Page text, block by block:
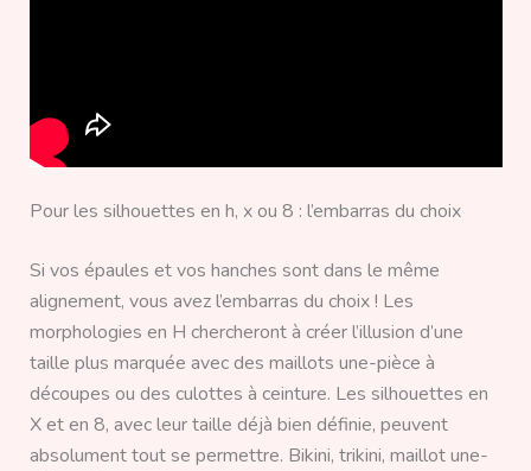
Pour les silhouettes en h, x ou 8 : l’embarras du choix
Si vos épaules et vos hanches sont dans le même
alignement, vous avez l’embarras du choix ! Les
morphologies en H chercheront à créer l’illusion d’une
taille plus marquée avec des maillots une-pièce à
découpes ou des culottes à ceinture. Les silhouettes en
X et en 8, avec leur taille déjà bien définie, peuvent
absolument tout se permettre. Bikini, trikini, maillot une-